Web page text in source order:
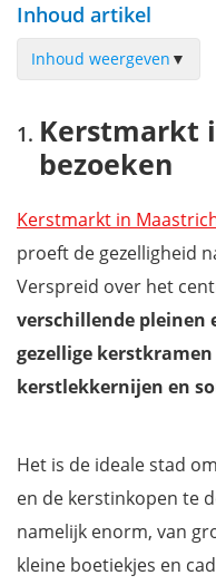
Inhoud artikel
Inhoud weergeven ▼
Kerstmarkt in Valkenburg
Kerstmarkt in Haarlem
Kerstmarkt in Arnhem
Kerstmarkt in Utrecht
Kerstmarkt in Groningen
Winterfair in Gouda
Dickens Festijn in
Download onze gratis
Kerstmarkt
bezoeken
Kerstmarkt in
proeft de gezelligheid
Verspreid over het
verschillende pleinen
gezellige
kerstlekkernijen en
Het is de ideale stad
en de kerstinkopen te
namelijk enorm, van
kleine boetiekjes en